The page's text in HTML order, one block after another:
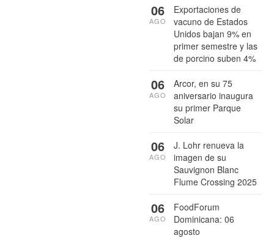
Exportaciones de
vacuno de Estados
Unidos bajan 9% en
primer semestre y las
de porcino suben 4%
06
AGO
Arcor, en su 75
aniversario inaugura
su primer Parque
Solar
06
AGO
J. Lohr renueva la
imagen de su
Sauvignon Blanc
Flume Crossing 2025
06
AGO
FoodForum
Dominicana: 06
agosto
06
AGO